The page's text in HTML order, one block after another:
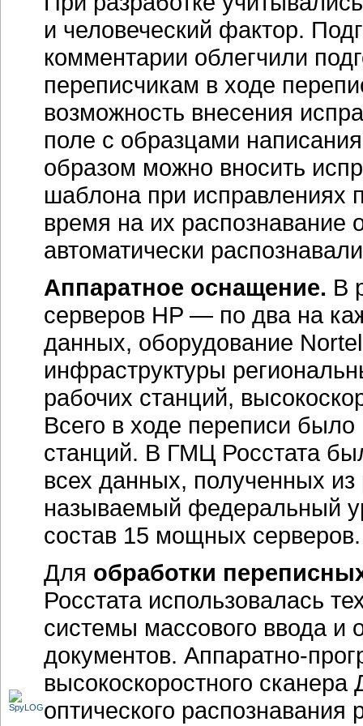
и человеческий фактор.
комментарии облегчили
переписчикам в ходе
возможность внесения
поле с образцами
образом можно вносить
шаблона при исправлениях
время на их
автоматически
Аппаратное оснащение. В
серверов HP — по два на
данных, оборудование
инфраструктуры
рабочих станций,
Всего в ходе переписи
станций. В ГМЦ Росстата
всех данных, полученных
называемый федеральный
состав 15 мощных серверов.
Для обработки
Росстата использовалась
системы массового ввода
документов. Аппаратно-
высокоскоростного
оптического